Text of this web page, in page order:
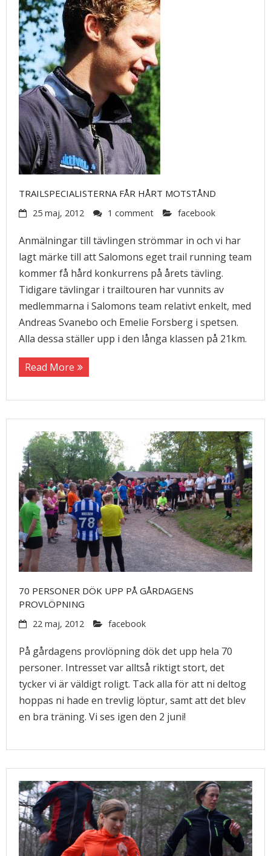
TRAILSPECIALISTERNA FÅR HÅRT MOTSTÅND
25 maj, 2012 1 comment facebook
Anmälningar till tävlingen strömmar in och vi har
lagt märke till att Salomons eget trail running team
kommer få hård konkurrens på årets tävling.
Tidigare tävlingar i trailtouren har vunnits av
medlemmarna i Salomons team relativt enkelt, med
Andreas Svanebo och Emelie Forsberg i spetsen.
Alla dessa ställer upp i den långa klassen på 21km.
Read More
70 PERSONER DÖK UPP PÅ GÅRDAGENS
PROVLÖPNING
22 maj, 2012 facebook
På gårdagens provlöpning dök det upp hela 70
personer. Intresset var alltså riktigt stort, det
tycker vi är väldigt roligt. Tack alla för att ni deltog
hoppas ni hade en trevlig löptur, samt att det blev
en bra träning. Vi ses igen den 2 juni!